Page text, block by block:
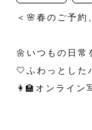
＜🌸春のご予約
🌼いつもの日常
🤍ふわっとした
👩‍🏫オンライン